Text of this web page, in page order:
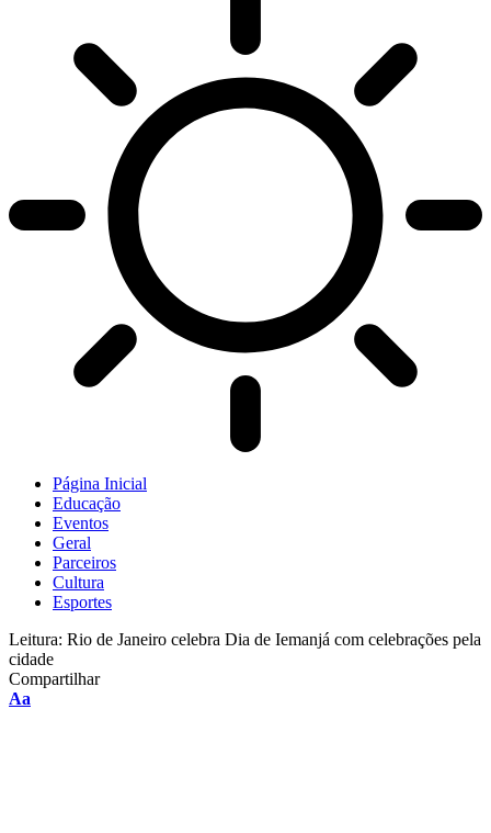
Página Inicial
Educação
Eventos
Geral
Parceiros
Cultura
Esportes
Leitura: Rio de Janeiro celebra Dia de Iemanjá com celebrações pela
cidade
Compartilhar
Aa